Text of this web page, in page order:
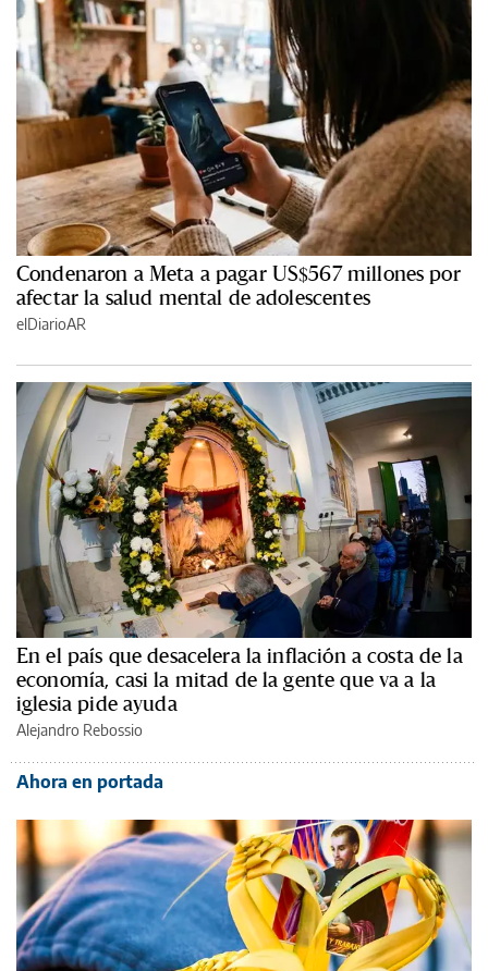
Condenaron a Meta a pagar US$567 millones por
afectar la salud mental de adolescentes
elDiarioAR
En el país que desacelera la inflación a costa de la
economía, casi la mitad de la gente que va a la
iglesia pide ayuda
Alejandro Rebossio
Ahora en portada